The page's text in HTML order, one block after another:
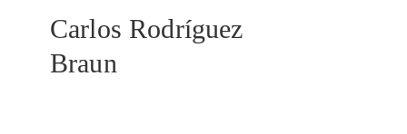
Carlos Rodríguez
Braun